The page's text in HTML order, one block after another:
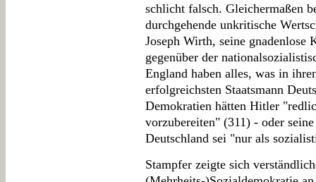
schlicht falsch. Gleichermaßen
durchgehende unkritische
Joseph Wirth, seine gnadenlose
gegenüber der
England haben alles, was in
erfolgreichsten Staatsmann
Demokratien hätten Hitler
vorzubereiten" (311) - oder
Deutschland sei "nur als
Stampfer zeigte sich